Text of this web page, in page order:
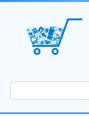
Перейти
контенту
Поиск: